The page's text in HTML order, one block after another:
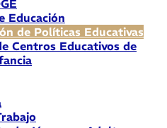
Educación
de Políticas Educativas
Centros Educativos de